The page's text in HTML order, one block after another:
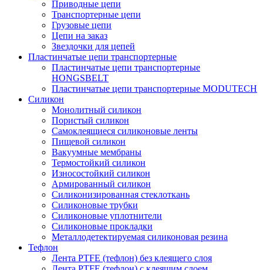
Приводные цепи
Транспортерные цепи
Грузовые цепи
Цепи на заказ
Звездочки для цепей
Пластинчатые цепи транспортерные
Пластинчатые цепи транспортерные
HONGSBELT
Пластинчатые цепи транспортерные MODUTECH
Силикон
Монолитный силикон
Пористый силикон
Самоклеящиеся силиконовые ленты
Пищевой силикон
Вакуумные мембраны
Термостойкий силикон
Износостойкий силикон
Армированный силикон
Силиконизированная стеклоткань
Силиконовые трубки
Силиконовые уплотнители
Силиконовые прокладки
Металлодетектируемая силиконовая резина
Тефлон
Лента PTFE (тефлон) без клеящего слоя